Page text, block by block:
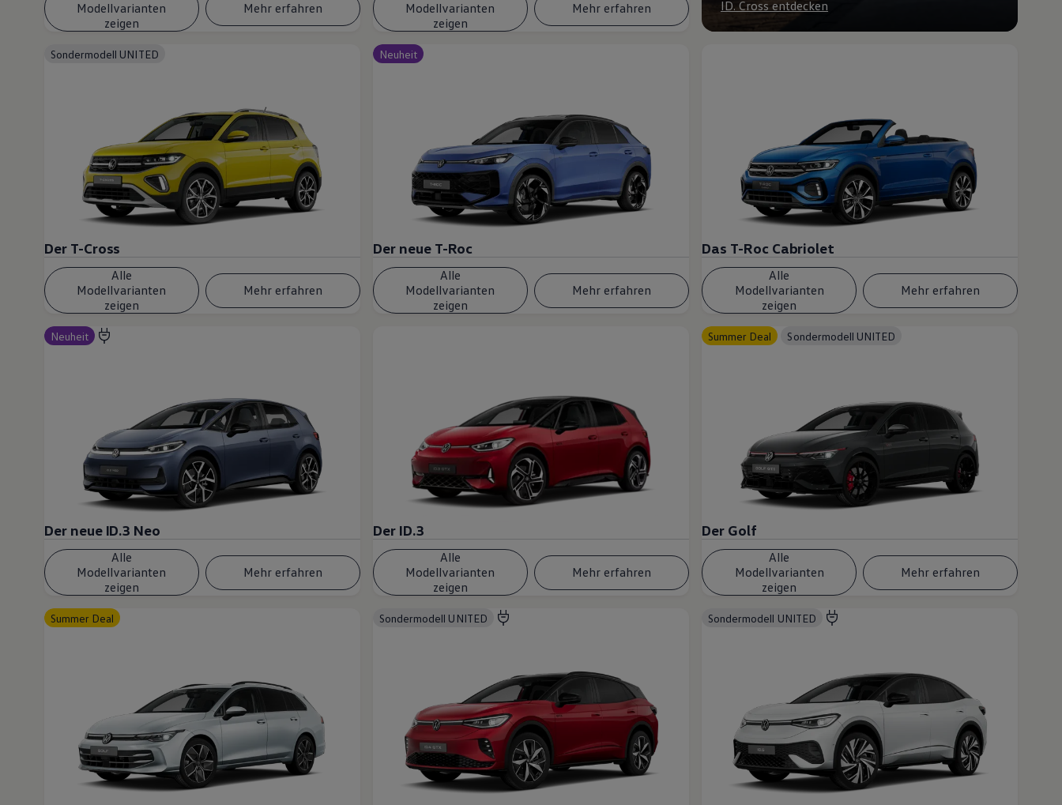
Volkswagen Blog
ID. Cross entdecken
Modellvarianten
zeigen
Mehr erfahren
Modellvarianten
zeigen
Mehr erfahren
Sondermodell UNITED
Der T-Cross
Alle
Modellvarianten
zeigen
Mehr erfahren
Neuheit
Der neue T-Roc
Alle
Modellvarianten
zeigen
Mehr erfahren
Das T-Roc Cabriolet
Alle
Modellvarianten
zeigen
Mehr erfahren
Neuheit
Der neue ID.3 Neo
Alle
Modellvarianten
zeigen
Mehr erfahren
Der ID.3
Alle
Modellvarianten
zeigen
Mehr erfahren
Summer Deal Sondermodell UNITED
Der Golf
Alle
Modellvarianten
zeigen
Mehr erfahren
Summer Deal Sondermodell UNITED Sondermodell UNITED